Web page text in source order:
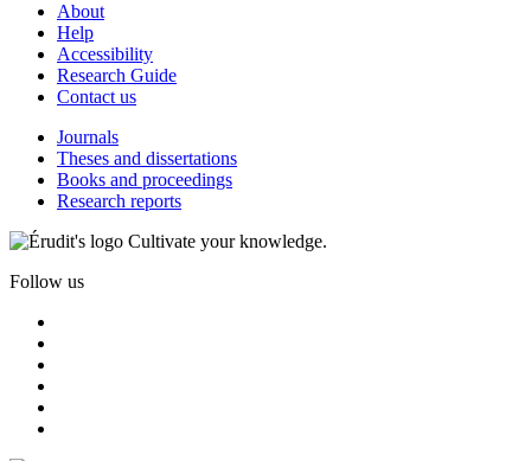
About
Help
Accessibility
Research Guide
Contact us
Journals
Theses and dissertations
Books and proceedings
Research reports
Cultivate your knowledge.
Follow us